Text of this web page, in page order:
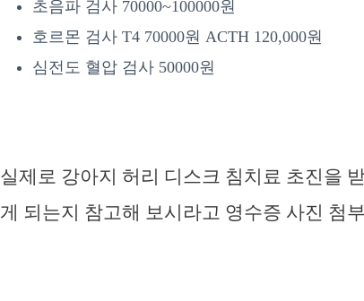
초음파 검사 70000~100000원
호르몬 검사 T4 70000원 ACTH 120,000원
심전도 혈압 검사 50000원
실제로 강아지 허리 디스크 침치료 초진을
게 되는지 참고해 보시라고 영수증 사진 첨